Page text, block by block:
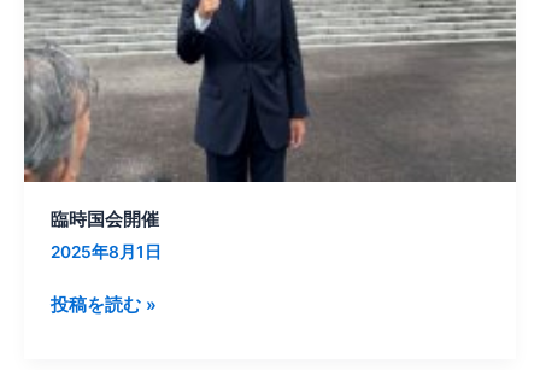
臨時国会開催
2025年8月1日
投稿を読む »